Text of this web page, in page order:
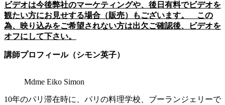
ビデオは今後弊社のマーケティングや、後日有料でビデオを
観たい方にお見せする場合（販売）もございます。 この
為、映り込みをご希望されない方は出欠ご確認後、ビデオを
オフにして下さい。
講師プロフィール（シモン英子）
Mdme Eiko Simon
10年のパリ滞在時に、パリの料理学校、ブーランジェリーで